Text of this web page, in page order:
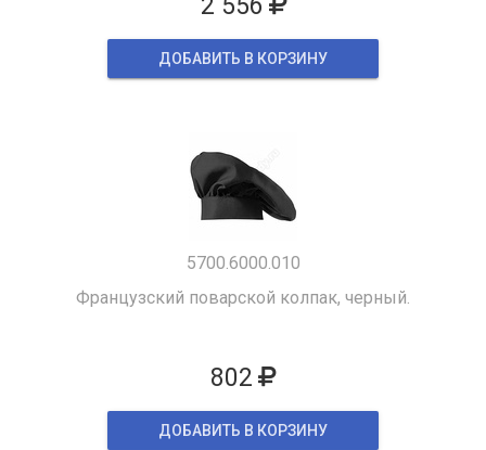
2 556
ДОБАВИТЬ В КОРЗИНУ
5700.6000.010
Французский поварской колпак, черный.
802
ДОБАВИТЬ В КОРЗИНУ